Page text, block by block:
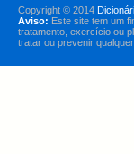
Copyright © 2014
Aviso: Este site tem um
tratamento, exercício ou
tratar ou prevenir